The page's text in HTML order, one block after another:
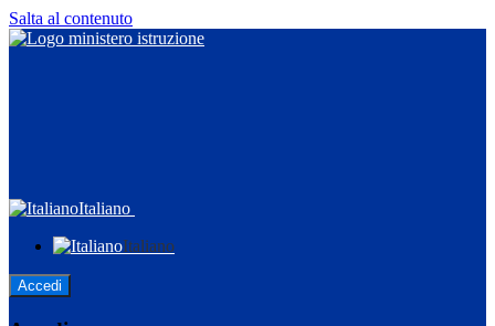
Salta al contenuto
Italiano
Italiano
Accedi